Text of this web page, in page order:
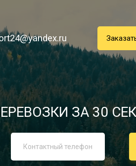
Заказать
ЗА 30